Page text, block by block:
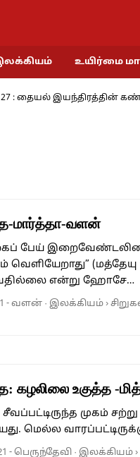
உயிர்மை
இயந்திரத்தின்
மார்த்தா-வளன்
பேய்
வெளியேறாது” (மத்தேயு
என்று ஹோசே…
-வளன் · இலக்கியம்›
கழலிலை உகுத்த -
சீவப்பட்டிருந்த முகம்
மெல்ல
-பெருந்தேவி · இலக்கியம்›